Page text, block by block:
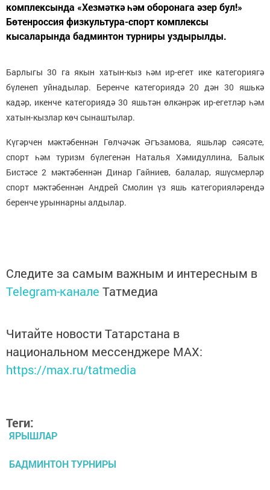
комплексында «Хезмәткә һәм оборонага әзер бул!»
Бөтенроссия физкультура-спорт комплексы
кысаларында бадминтон турниры уздырылды.
Барлыгы 30 га якын хатын-кыз һәм ир-егет ике категориягә
бүленеп уйнадылар. Беренче категориядә 20 дән 30 яшькә
кадәр, икенче категориядә 30 яшьтән өлкәнрәк ир-егетләр һәм
хатын-кызлар көч сынаштылар.
Күгәрчен мәктәбеннән Гөлчәчәк Әгъзамова, яшьләр сәясәте,
спорт һәм туризм бүлегенән Наталья Хәмидуллина, Балык
Бистәсе 2 мәктәбеннән Динар Гайниев, балалар, яшүсмерләр
спорт мәктәбеннән Андрей Смолин үз яшь категорияләрендә
беренче урыннарны алдылар.
Следите за самым важным и интересным в
Telegram-канале Татмедиа
Читайте новости Татарстана в
национальном мессенджере MАХ:
https://max.ru/tatmedia
Теги:
ЯРЫШЛАР
БАДМИНТОН ТУРНИРЫ